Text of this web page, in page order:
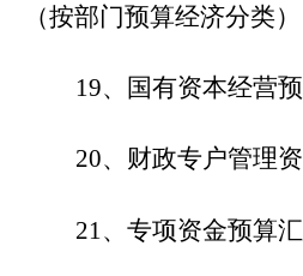
（按部门预算经济分类）
19、国有资本经营
20、财政专户管理
21 、专项资金预算